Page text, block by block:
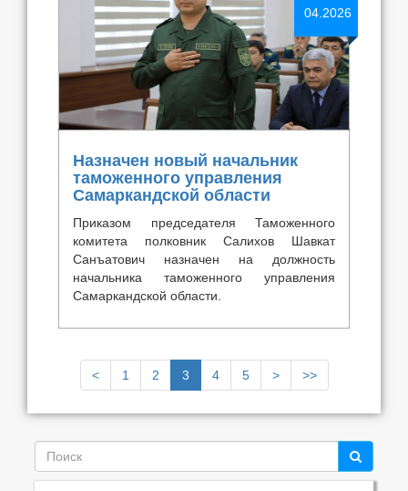
04.2026
Назначен новый начальник
таможенного управления
Самаркандской области
Приказом председателя Таможенного
комитета полковник Салихов Шавкат
Санъатович назначен на должность
начальника таможенного управления
Самаркандской области.
< 1 2 3 4 5 > >>